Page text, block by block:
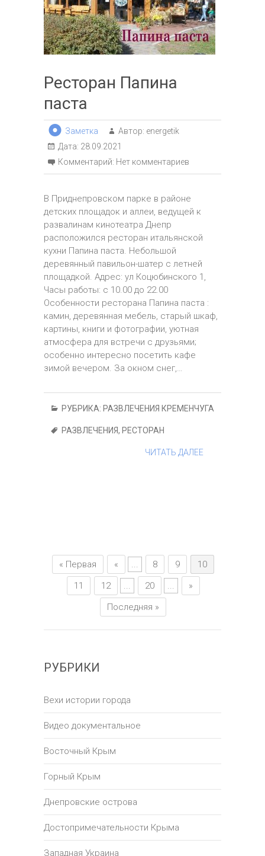
Ресторан Папина
паста
Заметка Автор: energetik
Дата: 28.09.2021
Комментарий: Нет комментариев
В Приднепровском парке в районе
детских площадок и аллеи, ведущей к
развалинам кинотеатра Днепр
расположился ресторан итальянской
кухни Папина паста. Небольшой
деревянный павильон-шатер с летней
площадкой. Адрес: ул Коцюбинского 1,
Часы работы: с 10.00 до 22.00
Особенности ресторана Папина паста :
камин, деревянная мебель, старый шкаф,
картины, книги и фотографии, уютная
атмосфера для встречи с друзьями;
особенно интересно посетить кафе
зимой вечером. За окном снег,…
РУБРИКА: РАЗВЛЕЧЕНИЯ КРЕМЕНЧУГА
РАЗВЛЕЧЕНИЯ, РЕСТОРАН
ЧИТАТЬ ДАЛЕЕ
« Первая « ... 8 9
10
11
12 ... 20 ...
»
Последняя »
РУБРИКИ
Вехи истории города
Видео документальное
Восточный Крым
Горный Крым
Днепровские острова
Достопримечательности Крыма
Западная Украина